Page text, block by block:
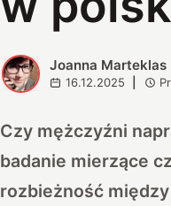
J Joanna Marteklas
16.12.2025
Czy mężczyźni
badanie mierzące
rozbieżność